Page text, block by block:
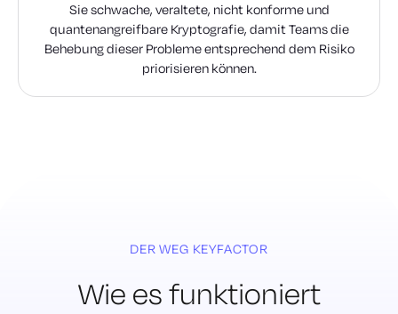
Sie schwache, veraltete, nicht konforme und
quantenangreifbare Kryptografie, damit Teams die
Behebung dieser Probleme entsprechend dem Risiko
priorisieren können.
DER WEG KEYFACTOR
Wie es funktioniert